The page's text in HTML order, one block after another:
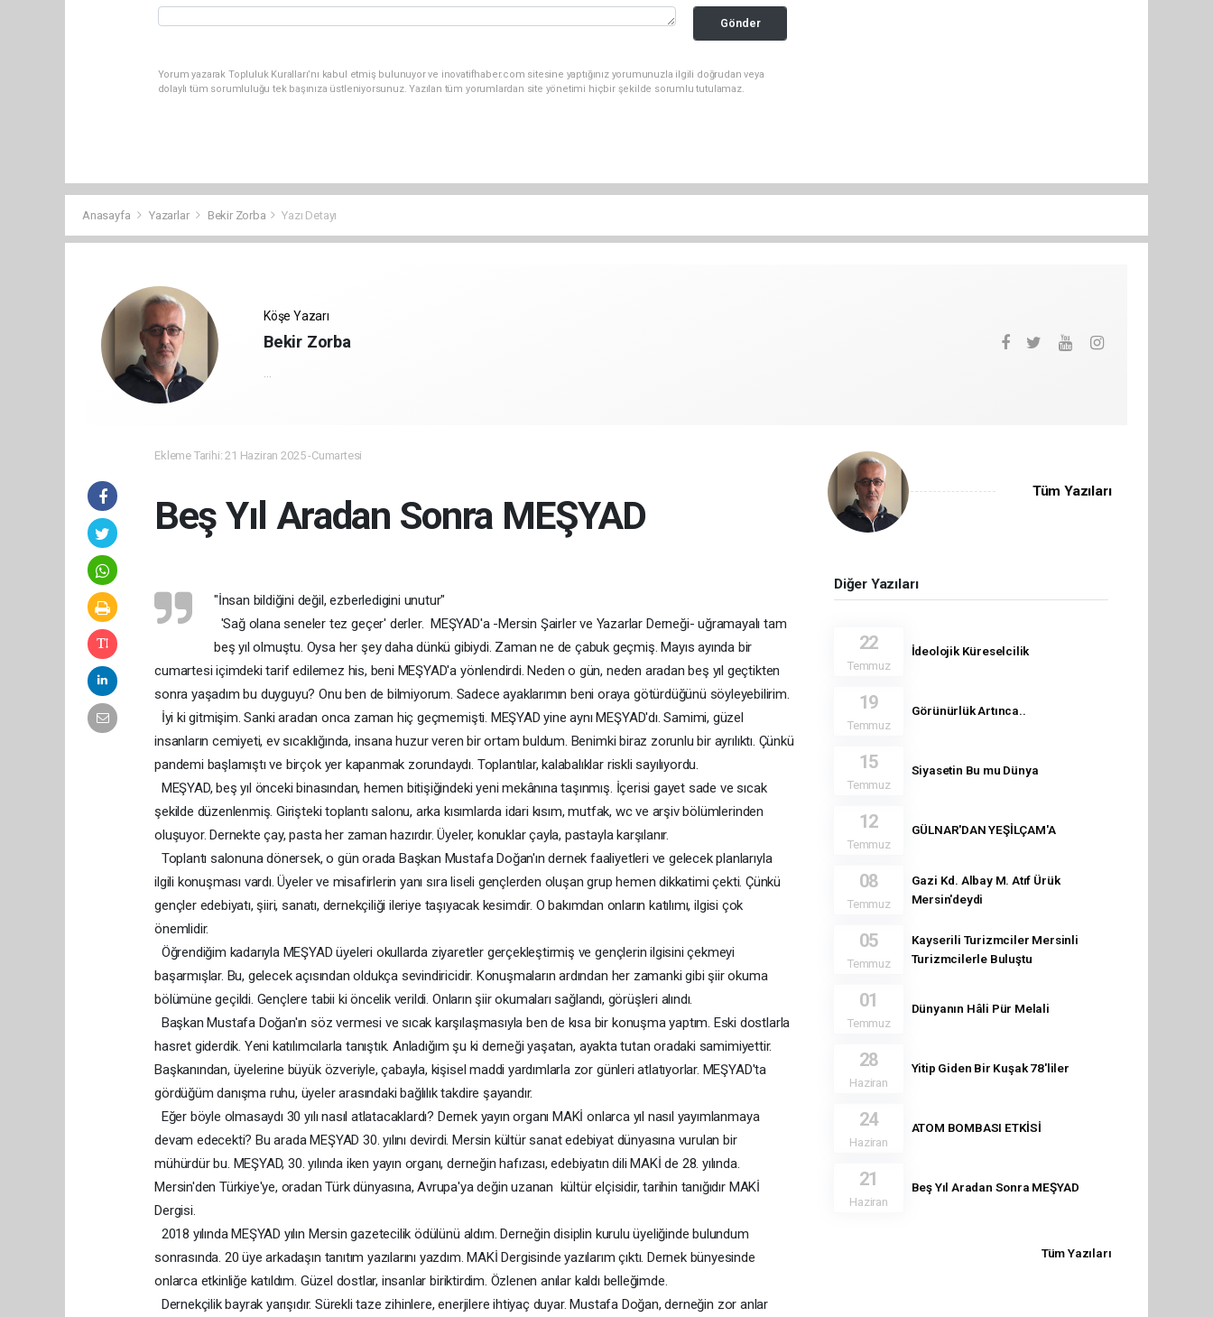
Gönder
Yorum yazarak Topluluk Kuralları’nı kabul etmiş bulunuyor ve inovatifhaber.com sitesine yaptığınız yorumunuzla ilgili doğrudan veya
dolaylı tüm sorumluluğu tek başınıza üstleniyorsunuz. Yazılan tüm yorumlardan site yönetimi hiçbir şekilde sorumlu tutulamaz.
Anasayfa Yazarlar Bekir Zorba Yazı Detayı
Köşe Yazarı
Bekir Zorba
Ekleme Tarihi: 21 Haziran 2025 -Cumartesi
Beş Yıl Aradan Sonra MEŞYAD
"İnsan bildiğini değil, ezberledigini unutur"
'Sağ olana seneler tez geçer' derler. MEŞYAD'a -Mersin Şairler ve Yazarlar Derneği- uğramayalı tam
beş yıl olmuştu. Oysa her şey daha dünkü gibiydi. Zaman ne de çabuk geçmiş. Mayıs ayında bir
cumartesi içimdeki tarif edilemez his, beni MEŞYAD'a yönlendirdi. Neden o gün, neden aradan beş yıl geçtikten
sonra yaşadım bu duyguyu? Onu ben de bilmiyorum. Sadece ayaklarımın beni oraya götürdüğünü söyleyebilirim.
İyi ki gitmişim. Sanki aradan onca zaman hiç geçmemişti. MEŞYAD yine aynı MEŞYAD'dı. Samimi, güzel
insanların cemiyeti, ev sıcaklığında, insana huzur veren bir ortam buldum. Benimki biraz zorunlu bir ayrılıktı. Çünkü
pandemi başlamıştı ve birçok yer kapanmak zorundaydı. Toplantılar, kalabalıklar riskli sayılıyordu.
MEŞYAD, beş yıl önceki binasından, hemen bitişiğindeki yeni mekânına taşınmış. İçerisi gayet sade ve sıcak
şekilde düzenlenmiş. Girişteki toplantı salonu, arka kısımlarda idari kısım, mutfak, wc ve arşiv bölümlerinden
oluşuyor. Dernekte çay, pasta her zaman hazırdır. Üyeler, konuklar çayla, pastayla karşılanır.
Toplantı salonuna dönersek, o gün orada Başkan Mustafa Doğan'ın dernek faaliyetleri ve gelecek planlarıyla
ilgili konuşması vardı. Üyeler ve misafirlerin yanı sıra liseli gençlerden oluşan grup hemen dikkatimi çekti. Çünkü
gençler edebiyatı, şiiri, sanatı, dernekçiliği ileriye taşıyacak kesimdir. O bakımdan onların katılımı, ilgisi çok
önemlidir.
Öğrendiğim kadarıyla MEŞYAD üyeleri okullarda ziyaretler gerçekleştirmiş ve gençlerin ilgisini çekmeyi
başarmışlar. Bu, gelecek açısından oldukça sevindiricidir. Konuşmaların ardından her zamanki gibi şiir okuma
bölümüne geçildi. Gençlere tabii ki öncelik verildi. Onların şiir okumaları sağlandı, görüşleri alındı.
Başkan Mustafa Doğan'ın söz vermesi ve sıcak karşılaşmasıyla ben de kısa bir konuşma yaptım. Eski dostlarla
hasret giderdik. Yeni katılımcılarla tanıştık. Anladığım şu ki derneği yaşatan, ayakta tutan oradaki samimiyettir.
Başkanından, üyelerine büyük özveriyle, çabayla, kişisel maddi yardımlarla zor günleri atlatıyorlar. MEŞYAD'ta
gördüğüm danışma ruhu, üyeler arasındaki bağlılık takdire şayandır.
Eğer böyle olmasaydı 30 yılı nasıl atlatacaklardı? Dernek yayın organı MAKİ onlarca yıl nasıl yayımlanmaya
devam edecekti? Bu arada MEŞYAD 30. yılını devirdi. Mersin kültür sanat edebiyat dünyasına vurulan bir
mühürdür bu. MEŞYAD, 30. yılında iken yayın organı, derneğin hafızası, edebiyatın dili MAKİ de 28. yılında.
Mersin'den Türkiye'ye, oradan Türk dünyasına, Avrupa'ya değin uzanan kültür elçisidir, tarihin tanığıdır MAKİ
Dergisi.
2018 yılında MEŞYAD yılın Mersin gazetecilik ödülünü aldım. Derneğin disiplin kurulu üyeliğinde bulundum
sonrasında. 20 üye arkadaşın tanıtım yazılarını yazdım. MAKİ Dergisinde yazılarım çıktı. Dernek bünyesinde
onlarca etkinliğe katıldım. Güzel dostlar, insanlar biriktirdim. Özlenen anılar kaldı belleğimde.
Dernekçilik bayrak yarışıdır. Sürekli taze zihinlere, enerjilere ihtiyaç duyar. Mustafa Doğan, derneğin zor anlar
Tüm Yazıları
Diğer Yazıları
22
Temmuz
İdeolojik Küreselcilik
19
Temmuz
Görünürlük Artınca..
15
Temmuz
Siyasetin Bu mu Dünya
12
Temmuz
GÜLNAR'DAN YEŞİLÇAM'A
08
Temmuz
Gazi Kd. Albay M. Atıf Ürük
Mersin'deydi
05
Temmuz
Kayserili Turizmciler Mersinli
Turizmcilerle Buluştu
01
Temmuz
Dünyanın Hâli Pür Melali
28
Haziran
Yitip Giden Bir Kuşak 78'liler
24
Haziran
ATOM BOMBASI ETKİSİ
21
Haziran
Beş Yıl Aradan Sonra MEŞYAD
Tüm Yazıları